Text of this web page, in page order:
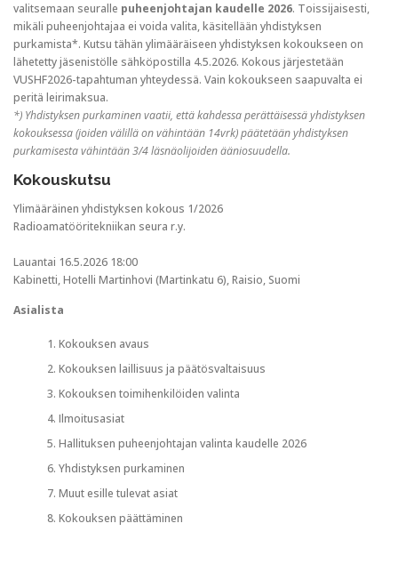
valitsemaan seuralle puheenjohtajan kaudelle 2026. Toissijaisesti,
mikäli puheenjohtajaa ei voida valita, käsitellään yhdistyksen
purkamista*. Kutsu tähän ylimääräiseen yhdistyksen kokoukseen on
lähetetty jäsenistölle sähköpostilla 4.5.2026. Kokous järjestetään
VUSHF2026-tapahtuman yhteydessä. Vain kokoukseen saapuvalta ei
peritä leirimaksua.
*) Yhdistyksen purkaminen vaatii, että kahdessa perättäisessä yhdistyksen
kokouksessa (joiden välillä on vähintään 14vrk) päätetään yhdistyksen
purkamisesta vähintään 3/4 läsnäolijoiden ääniosuudella.
Kokouskutsu
Ylimääräinen yhdistyksen kokous 1/2026
Radioamatööritekniikan seura r.y.
Lauantai 16.5.2026 18:00
Kabinetti, Hotelli Martinhovi (Martinkatu 6), Raisio, Suomi
Asialista
Kokouksen avaus
Kokouksen laillisuus ja päätösvaltaisuus
Kokouksen toimihenkilöiden valinta
Ilmoitusasiat
Hallituksen puheenjohtajan valinta kaudelle 2026
Yhdistyksen purkaminen
Muut esille tulevat asiat
Kokouksen päättäminen